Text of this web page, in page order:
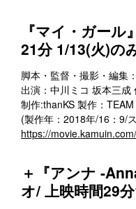
『マイ・ガー
21分 1/13(火)の
脚本・監督・撮影・編集
出演：中川ミコ 坂本三成
制作:thanKS 製作：
(製作年：2018年/16：9/
https://
＋『アンナ -
オ/ 上映時間29